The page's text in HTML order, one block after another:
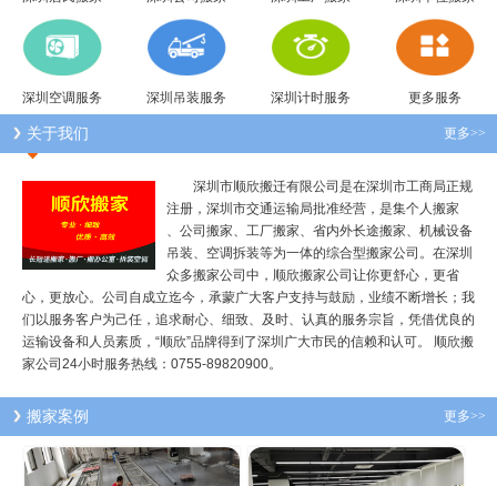
深圳空调服务 深圳吊装服务 深圳计时服务 更多服务
更多>>
关于我们
深圳市顺欣搬迁有限公司是在深圳市工商局正规
注册，深圳市交通运输局批准经营，是集个人搬家
、公司搬家、工厂搬家、省内外长途搬家、机械设备
吊装、空调拆装等为一体的综合型搬家公司。在深圳
众多搬家公司中，顺欣搬家公司让你更舒心，更省
心，更放心。公司自成立迄今，承蒙广大客户支持与鼓励，业绩不断增长；我
们以服务客户为己任，追求耐心、细致、及时、认真的服务宗旨，凭借优良的
运输设备和人员素质，“顺欣”品牌得到了深圳广大市民的信赖和认可。 顺欣搬
家公司24小时服务热线：0755-89820900。
更多>>
搬家案例